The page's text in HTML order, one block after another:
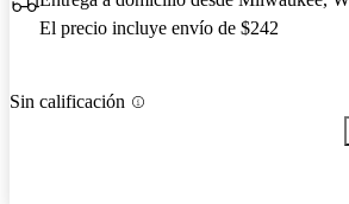
El precio incluye envío de $242
Sin calificación